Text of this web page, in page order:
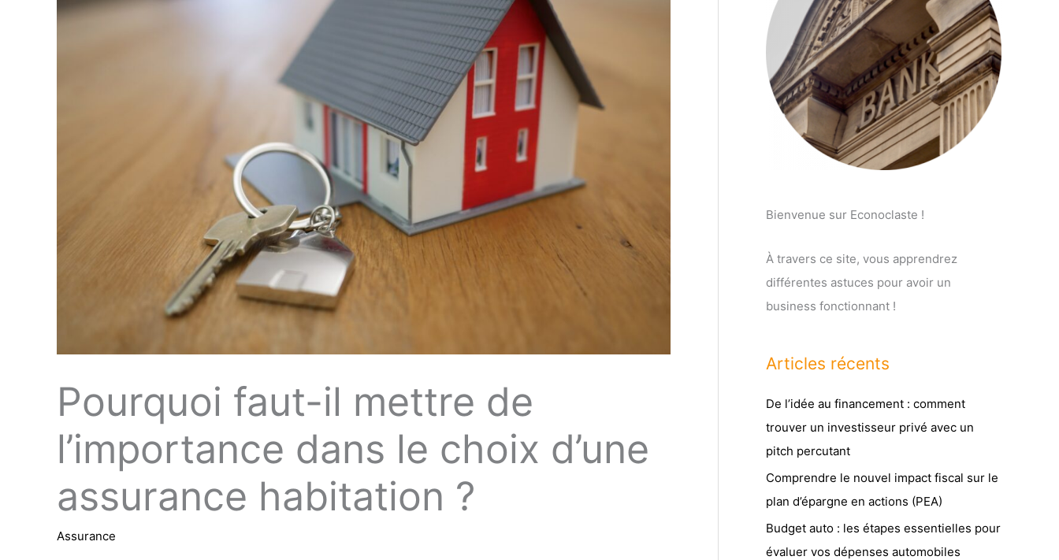
Pourquoi faut-il mettre de
l’importance dans le choix d’une
assurance habitation ?
Assurance
Bienvenue sur Econoclaste !
À travers ce site, vous apprendrez
différentes astuces pour avoir un
business fonctionnant !
Articles récents
De l’idée au financement : comment
trouver un investisseur privé avec un
pitch percutant
Comprendre le nouvel impact fiscal sur le
plan d’épargne en actions (PEA)
Budget auto : les étapes essentielles pour
évaluer vos dépenses automobiles